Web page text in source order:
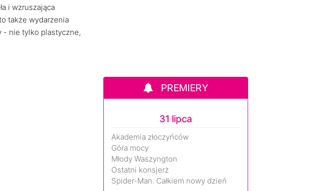
i wzruszająca
także wydarzenia
- nie tylko plastyczne,
PREMIERY
31 lipca
Akademia złoczyńców
Góra mocy
Młody Waszyngton
Ostatni konsjerż
Spider-Man. Całkiem nowy dzień